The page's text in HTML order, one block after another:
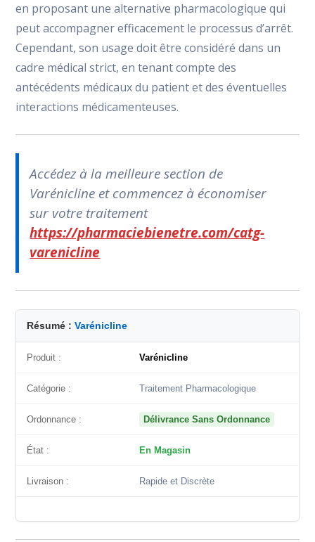
en proposant une alternative pharmacologique qui
peut accompagner efficacement le processus d’arrêt.
Cependant, son usage doit être considéré dans un
cadre médical strict, en tenant compte des
antécédents médicaux du patient et des éventuelles
interactions médicamenteuses.
Accédez à la meilleure section de
Varénicline et commencez à économiser
sur votre traitement
https://pharmaciebienetre.com/catg-
varenicline
Résumé :Varénicline
Produit : Varénicline
Catégorie : Traitement Pharmacologique
Ordonnance : Délivrance Sans Ordonnance
État : En Magasin
Livraison : Rapide et Discrète